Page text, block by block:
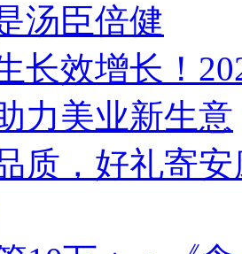
汤臣倍健
长效增长！
力美业新生意
质，好礼寄